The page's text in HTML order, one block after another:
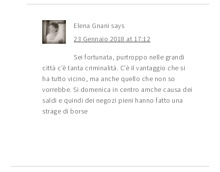
Elena Gnani says
23 Gennaio 2018 at 17:12
Sei fortunata, purtroppo nelle grandi
città c’è tanta criminalità. C’è il vantaggio che si
ha tutto vicino, ma anche quello che non so
vorrebbe. Si domenica in centro amche causa dei
saldi e quindi dei negozi pieni hanno fatto una
strage di borse